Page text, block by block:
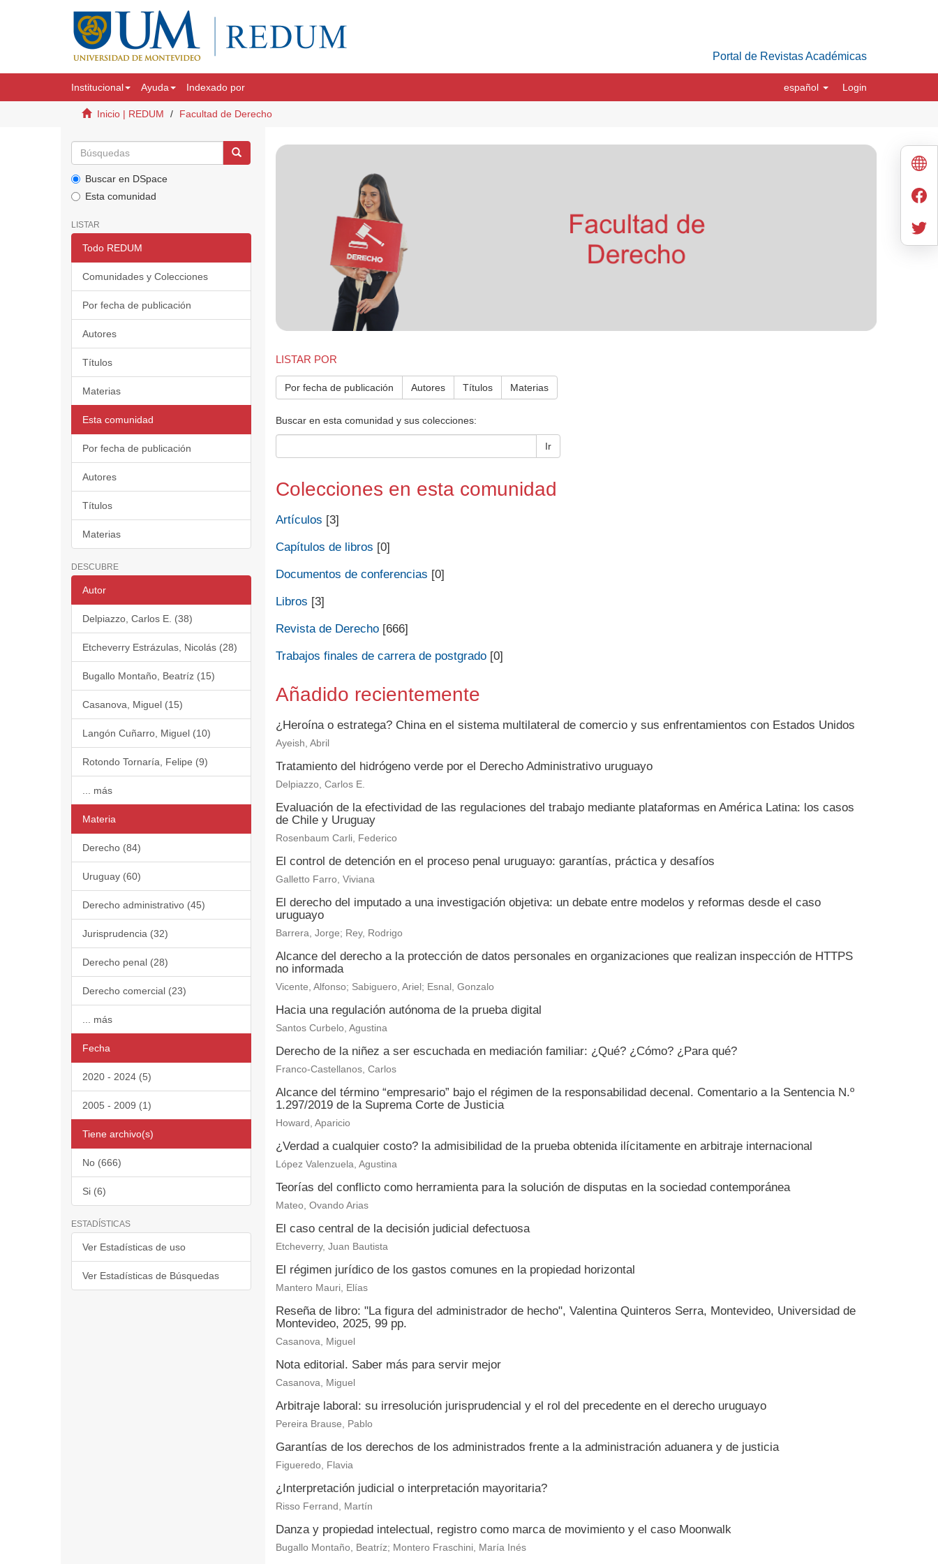
Portal de Revistas Académicas
Institucional Ayuda Indexado por español Login
Inicio | REDUM Facultad de Derecho
Buscar en DSpace
Esta comunidad
LISTAR
Todo REDUM
Comunidades y Colecciones
Por fecha de publicación
Autores
Títulos
Materias
Esta comunidad
Por fecha de publicación
Autores
Títulos
Materias
DESCUBRE
Autor
Delpiazzo, Carlos E. (38)
Etcheverry Estrázulas, Nicolás (28)
Bugallo Montaño, Beatríz (15)
Casanova, Miguel (15)
Langón Cuñarro, Miguel (10)
Rotondo Tornaría, Felipe (9)
... más
Materia
Derecho (84)
Uruguay (60)
Derecho administrativo (45)
Jurisprudencia (32)
Derecho penal (28)
Derecho comercial (23)
... más
Fecha
2020 - 2024 (5)
2005 - 2009 (1)
Tiene archivo(s)
No (666)
Si (6)
ESTADÍSTICAS
Ver Estadísticas de uso
Ver Estadísticas de Búsquedas
LISTAR POR
Por fecha de publicación Autores Títulos Materias
Buscar en esta comunidad y sus colecciones:
Ir
Colecciones en esta comunidad
Artículos [3]
Capítulos de libros [0]
Documentos de conferencias [0]
Libros [3]
Revista de Derecho[666]
Trabajos finales de carrera de postgrado[0]
Añadido recientemente
¿Heroína o estratega? China en el sistema multilateral de comercio y sus enfrentamientos con Estados Unidos
Ayeish, Abril
Tratamiento del hidrógeno verde por el Derecho Administrativo uruguayo
Delpiazzo, Carlos E.
Evaluación de la efectividad de las regulaciones del trabajo mediante plataformas en América Latina: los casos
de Chile y Uruguay
Rosenbaum Carli, Federico
El control de detención en el proceso penal uruguayo: garantías, práctica y desafíos
Galletto Farro, Viviana
El derecho del imputado a una investigación objetiva: un debate entre modelos y reformas desde el caso
uruguayo
Barrera, Jorge; Rey, Rodrigo
Alcance del derecho a la protección de datos personales en organizaciones que realizan inspección de HTTPS
no informada
Vicente, Alfonso; Sabiguero, Ariel; Esnal, Gonzalo
Hacia una regulación autónoma de la prueba digital
Santos Curbelo, Agustina
Derecho de la niñez a ser escuchada en mediación familiar: ¿Qué? ¿Cómo? ¿Para qué?
Franco-Castellanos, Carlos
Alcance del término “empresario” bajo el régimen de la responsabilidad decenal. Comentario a la Sentencia N.º
1.297/2019 de la Suprema Corte de Justicia
Howard, Aparicio
¿Verdad a cualquier costo? la admisibilidad de la prueba obtenida ilícitamente en arbitraje internacional
López Valenzuela, Agustina
Teorías del conflicto como herramienta para la solución de disputas en la sociedad contemporánea
Mateo, Ovando Arias
El caso central de la decisión judicial defectuosa
Etcheverry, Juan Bautista
El régimen jurídico de los gastos comunes en la propiedad horizontal
Mantero Mauri, Elías
Reseña de libro: "La figura del administrador de hecho", Valentina Quinteros Serra, Montevideo, Universidad de
Montevideo, 2025, 99 pp.
Casanova, Miguel
Nota editorial. Saber más para servir mejor
Casanova, Miguel
Arbitraje laboral: su irresolución jurisprudencial y el rol del precedente en el derecho uruguayo
Pereira Brause, Pablo
Garantías de los derechos de los administrados frente a la administración aduanera y de justicia
Figueredo, Flavia
¿Interpretación judicial o interpretación mayoritaria?
Risso Ferrand, Martín
Danza y propiedad intelectual, registro como marca de movimiento y el caso Moonwalk
Bugallo Montaño, Beatríz; Montero Fraschini, María Inés